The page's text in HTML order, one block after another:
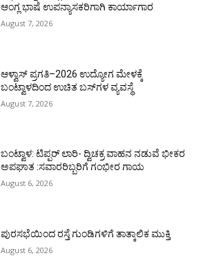
ಆಂಗ್ಲ ಭಾಷೆ ಉಪನ್ಯಾಸಕರಿಗಾಗಿ ಕಾರ್ಯಾಗಾರ
August 7, 2026
ಆಳ್ವಾಸ್ ಪ್ರಗತಿ–2026 ಉದ್ಯೋಗ ಮೇಳಕ್ಕೆ
ಬಂಟ್ವಾಳದಿಂದ ಉಚಿತ ಬಸ್‌ಗಳ ವ್ಯವಸ್ಥೆ
August 7, 2026
ಬಂಟ್ವಾಳ: ಟಿಪ್ಪರ್ ಲಾರಿ- ದ್ವಿಚಕ್ರ ವಾಹನ ನಡುವೆ ಭೀಕರ
ಅಪಘಾತ :ಸವಾರರಿಬ್ಬರಿಗೆ ಗಂಭೀರ ಗಾಯ
August 6, 2026
ಪುರಸಭೆಯಿಂದ ರಸ್ತೆ ಗುಂಡಿಗಳಿಗೆ ತಾತ್ಕಾಲಿಕ ಮುಕ್ತಿ
August 6, 2026